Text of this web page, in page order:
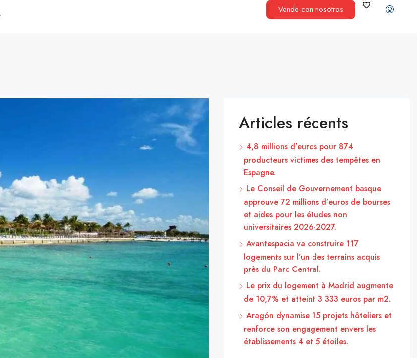
Vende con nosotros
Articles récents
4,8 millions d’euros pour 874
producteurs victimes des tempêtes en
Espagne.
Le Conseil de Gouvernement basque
approuve 72 millions d’euros de bourses
et aides pour les études non
universitaires 2026-2027.
Avantespacia va construire 117
logements sur l’un des terrains acquis
près du Parc Central.
Le prix du logement à Madrid augmente
de 10,7% et atteint 3 333 euros par m2.
Aragón dynamise 15 projets hôteliers et
renforce son engagement envers les
établissements 4 et 5 étoiles.